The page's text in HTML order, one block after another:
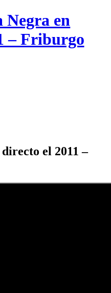
Negra en
– Friburgo
el 2011 –